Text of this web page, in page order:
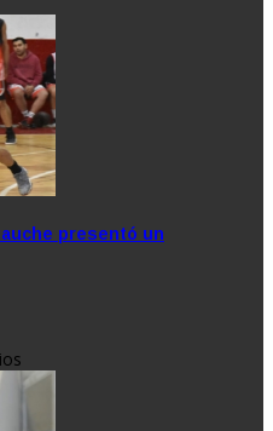
presentó un